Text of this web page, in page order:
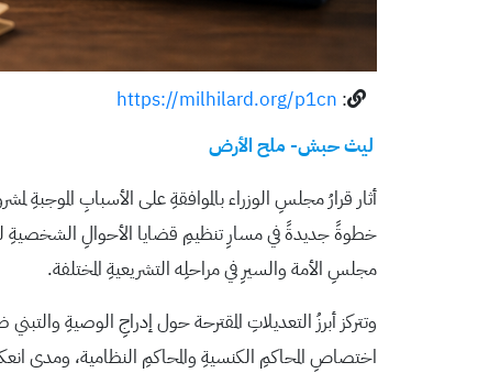
:
https://milhilard.org/p1cn
ليث حبش- ملح الأرض
خطوةً جديدةً في مسارِ تنظيمِ قضايا الأحوالِ الشخصيةِ
مجلسِ الأمة والسيرِ في مراحلِه التشريعيةِ المختلفة.
وتتركز أبرزُ التعديلاتِ المقترحة حول إدراجِ الوصيةِ
اختصاصِ المحاكمِ الكنسيةِ والمحاكمِ النظامية، ومدى